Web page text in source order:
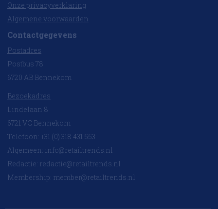
Onze privacyverklaring
Algemene voorwaarden
Contactgegevens
Postadres
Postbus 78
6720 AB Bennekom
Bezoekadres
Lindelaan 8
6721 VC Bennekom
Telefoon: +31 (0) 318 431 553
Algemeen: info@retailtrends.nl
Redactie: redactie@retailtrends.nl
Membership: member@retailtrends.nl